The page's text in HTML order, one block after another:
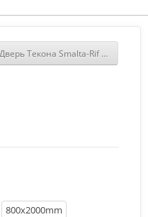
ral 9003 купить
Дверь Текона Smalta-Rif 209,2
800х2000mm